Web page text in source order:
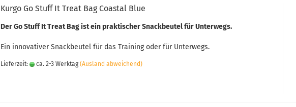
Kurgo Go Stuff It Treat Bag Coastal Blue
Der Go Stuff It Treat Bag ist ein praktischer Snackbeutel für Unterwegs.
Ein innovativer Snackbeutel für das Training oder für Unterwegs.
Lieferzeit: ca. 2-3 Werktag (Ausland abweichend)